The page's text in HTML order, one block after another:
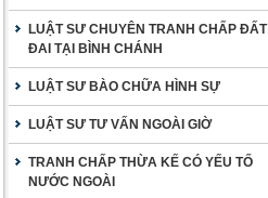
LUẬT SƯ CHUYÊN TRANH CHẤP ĐẤT
ĐAI TẠI BÌNH CHÁNH
LUẬT SƯ BÀO CHỮA HÌNH SỰ
LUẬT SƯ TƯ VẤN NGOÀI GIỜ
TRANH CHẤP THỪA KẾ CÓ YẾU TỐ
NƯỚC NGOÀI